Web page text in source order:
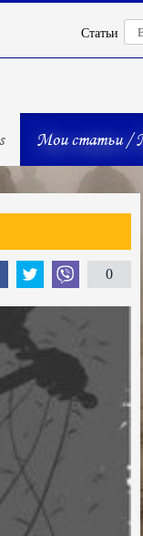
Статьи
Мои статьи /
0